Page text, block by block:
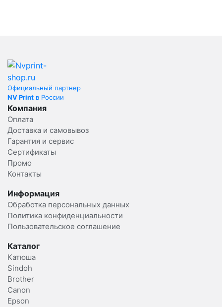
Официальный партнер
NV Print в России
Компания
Оплата
Доставка и самовывоз
Гарантия и сервис
Сертификаты
Промо
Контакты
Информация
Обработка персональных данных
Политика конфиденциальности
Пользовательское соглашение
Каталог
Катюша
Sindoh
Brother
Canon
Epson